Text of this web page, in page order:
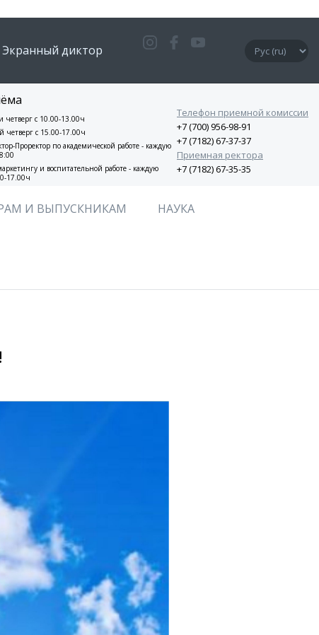
Экранный диктор
четверг с 10.00-13.00ч
четверг с 15.00-17.00ч
Проректор по академической работе - каждую
и воспитательной работе - каждую
17.00ч
Телефон приемной комиссии
+7 (700) 956-98-91
+7 (7182) 67-37-37
Приемная ректора
+7 (7182) 67-35-35
И ВЫПУСКНИКАМ НАУКА